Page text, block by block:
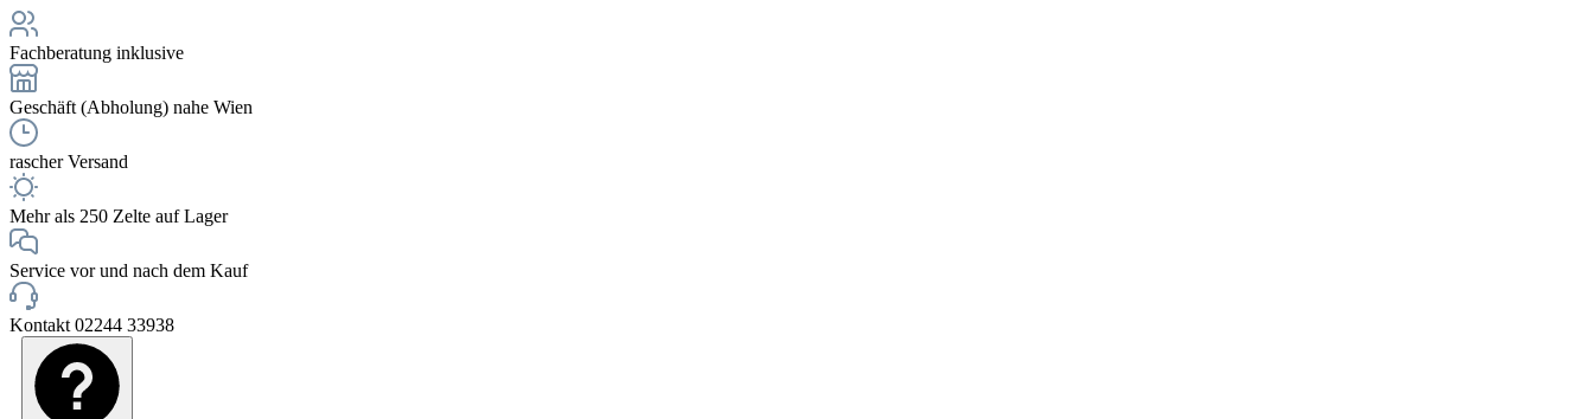
Fachberatung inklusive
Geschäft (Abholung) nahe Wien
rascher Versand
Mehr als 250 Zelte auf Lager
Service vor und nach dem Kauf
Kontakt 02244 33938